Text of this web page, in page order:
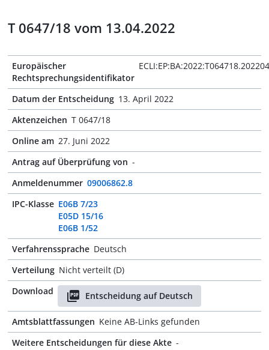
T 0647/18 vom 13.04.2022
Europäischer
Rechtsprechungsidentifikator
Datum der Entscheidung 13. April 2022
Aktenzeichen T 0647/18
Online am 27. Juni 2022
Antrag auf Überprüfung von -
Anmeldenummer 09006862.8
IPC-Klasse E06B 7/23
E05D 15/16
E06B 1/52
Verfahrenssprache Deutsch
Verteilung Nicht verteilt (D)
Download
Entscheidung auf Deutsch
Amtsblattfassungen Keine AB-Links gefunden
Weitere Entscheidungen für diese Akte -